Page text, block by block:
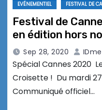
EVÉNEMENTIEL FESTIVAL DE
Festival de
en édition hors
Sep 28, 2020
Spécial Cannes 2020
Croisette ! Du mardi
Communiqué officiel…